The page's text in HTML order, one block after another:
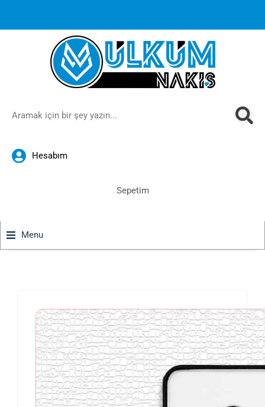
1000 TL ve üzeri siparişlerinizde ücretsiz kargoya ek
İndirimanında sepette!
Hesabım
Sepetim
Menu